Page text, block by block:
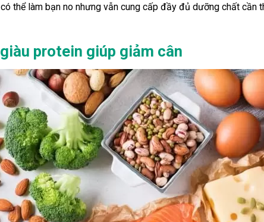
thể làm bạn no nhưng vẫn cung cấp đầy đủ dưỡng chất cần
protein giúp giảm cân